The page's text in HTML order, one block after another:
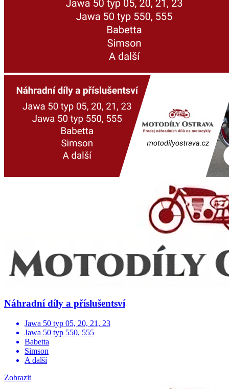
Náhradní díly a příslušentsví
Jawa 50 typ 05, 20, 21, 23
Jawa 50 typ 550, 555
Babetta
Simson
A další
Zobrazit